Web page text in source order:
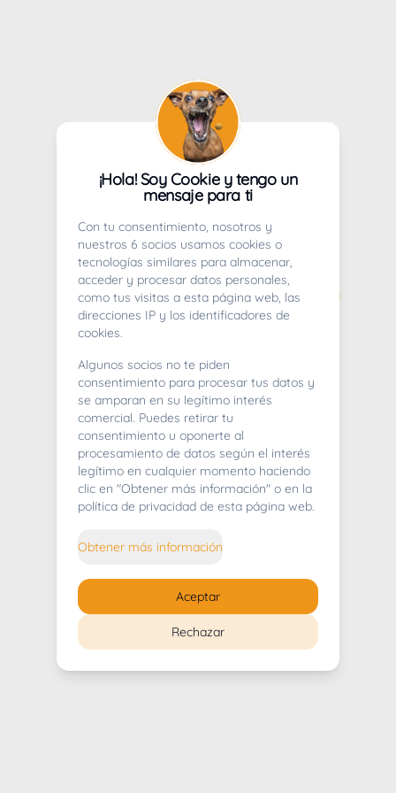
404
Whoops! Lo sentimos mucho.
¡Hola! Soy Cookie y tengo un
mensaje para ti
Con tu consentimiento, nosotros y
nuestros 6 socios usamos cookies o
tecnologías similares para almacenar,
acceder y procesar datos personales,
como tus visitas a esta página web, las
direcciones IP y los identificadores de
cookies.
Algunos socios no te piden
consentimiento para procesar tus datos y
se amparan en su legítimo interés
comercial. Puedes retirar tu
consentimiento u oponerte al
procesamiento de datos según el interés
legítimo en cualquier momento haciendo
clic en "Obtener más información" o en la
política de privacidad de esta página web.
Obtener más información
Rechazar
Aceptar